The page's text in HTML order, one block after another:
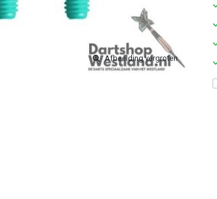
Afbeelding vergroten